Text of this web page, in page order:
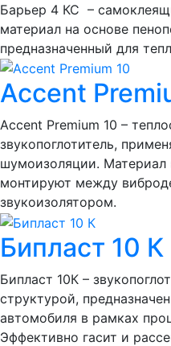
Барьер 4 КС –
материал на основе
предназначенный для
Accent
Accent Premium 10 –
звукопоглотитель,
шумоизоляции. Материал
монтируют между
звукоизолятором.
Бипласт 10 К
Бипласт 10К –
структурой,
автомобиля в рамках
Эффективно гасит и